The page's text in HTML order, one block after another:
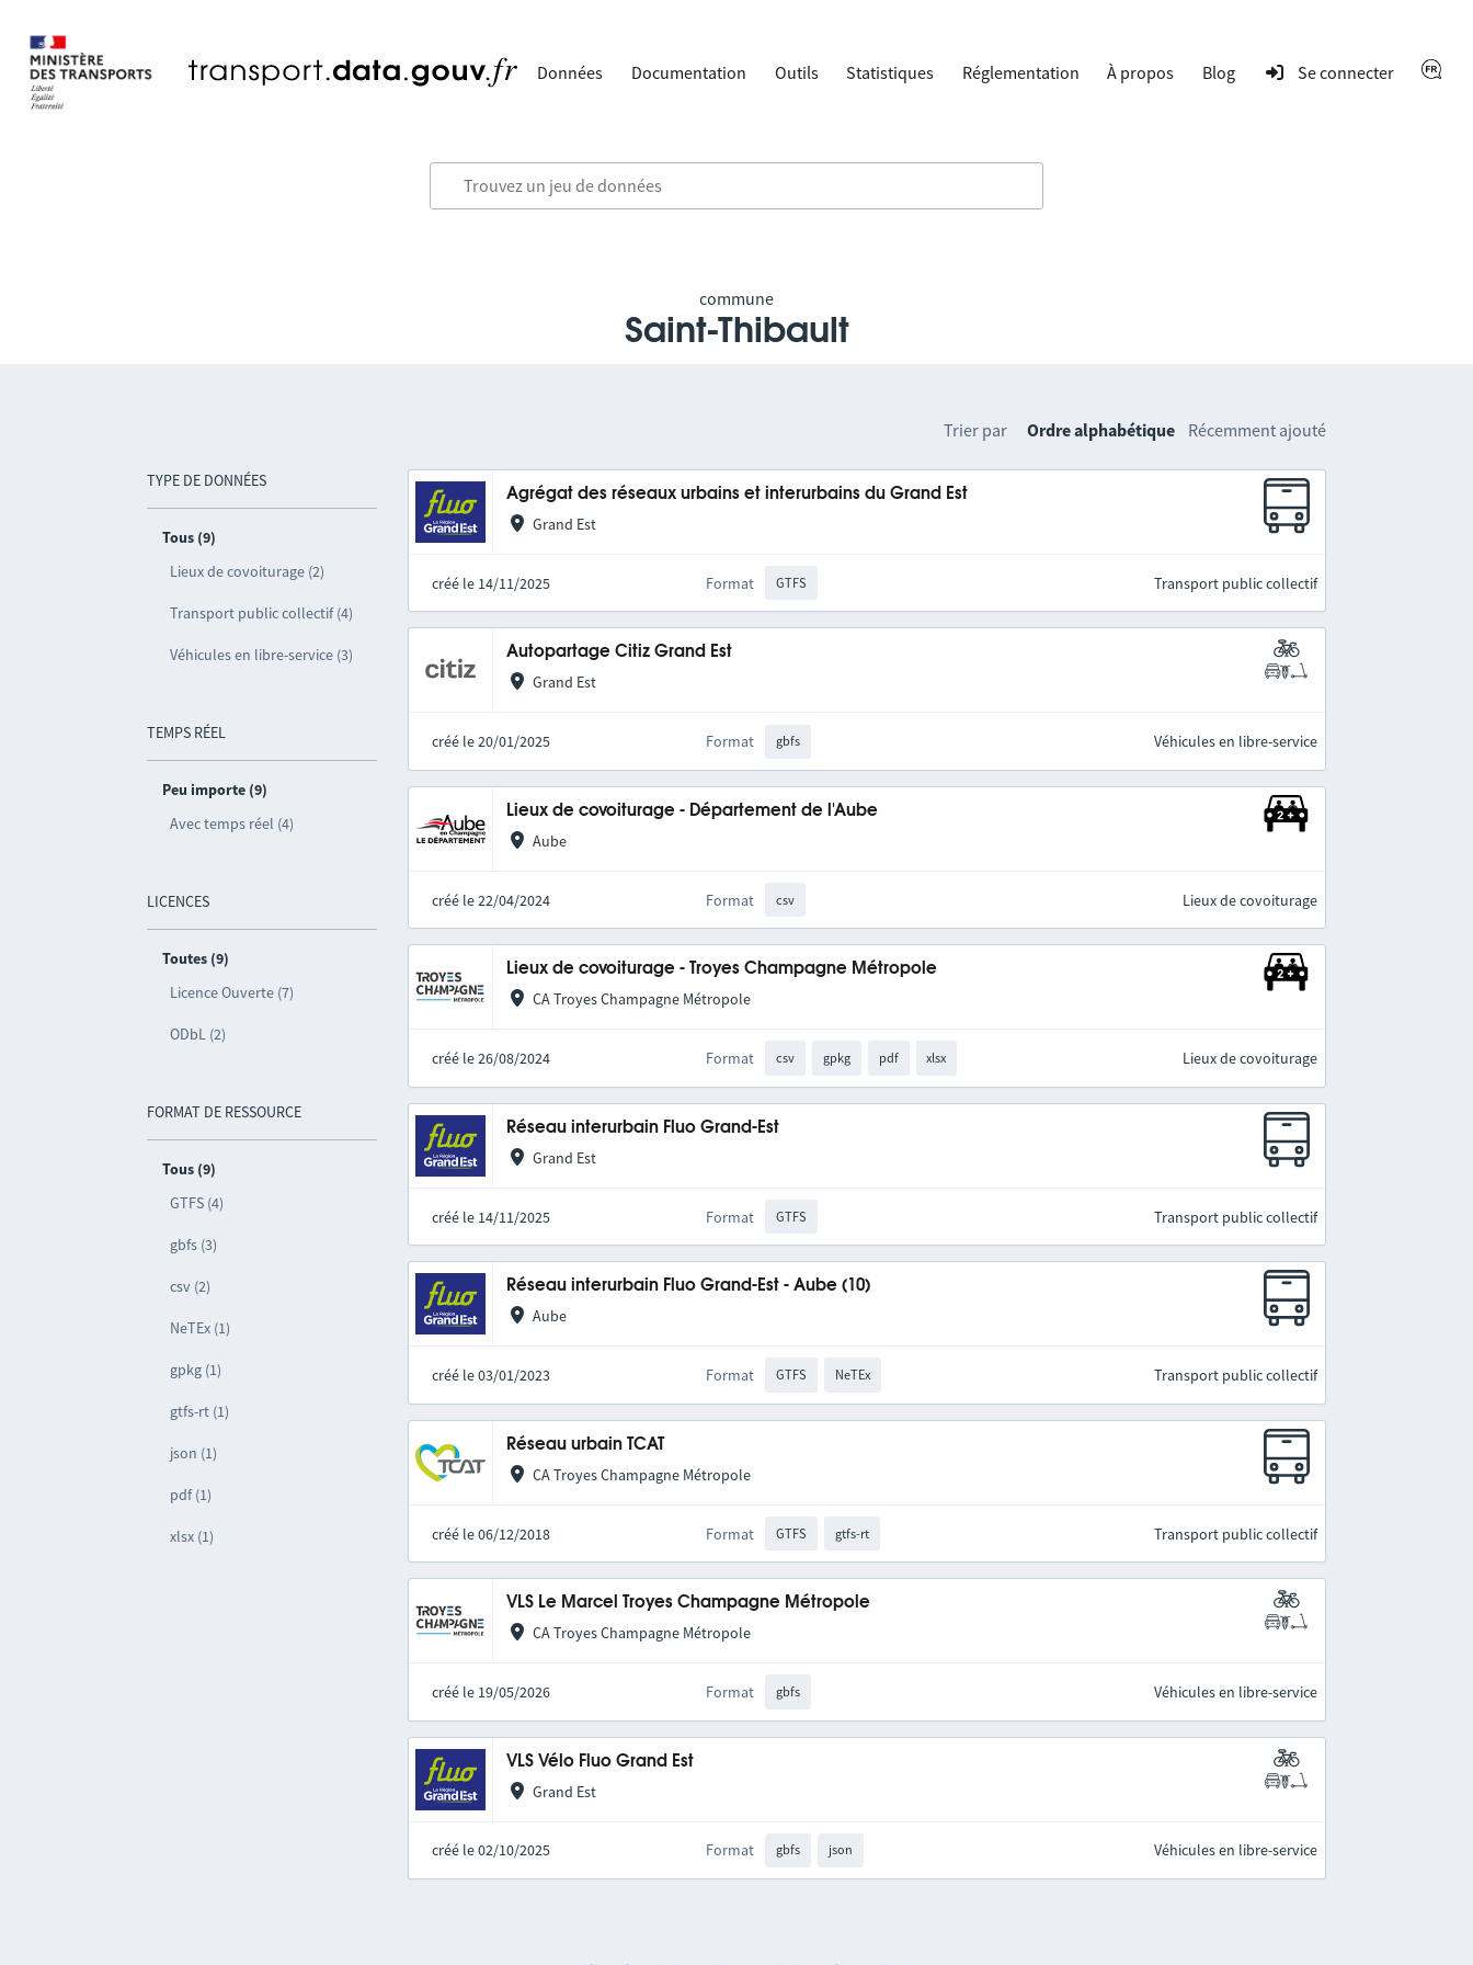
Données Documentation Outils Statistiques Réglementation À propos Blog Se connecter
commune
Saint-Thibault
TYPE DE DONNÉES
Tous (9)
Lieux de covoiturage (2)
Transport public collectif (4)
Véhicules en libre-service (3)
TEMPS RÉEL
Peu importe (9)
Avec temps réel (4)
LICENCES
Toutes (9)
Licence Ouverte (7)
ODbL (2)
FORMAT DE RESSOURCE
Tous (9)
GTFS (4)
gbfs (3)
csv (2)
NeTEx (1)
gpkg (1)
gtfs-rt (1)
json (1)
pdf (1)
xlsx (1)
Trier par Ordre alphabétique Récemment ajouté
Agrégat des réseaux urbains et interurbains du Grand Est
Grand Est
créé le 14/11/2025 Format GTFS Transport public collectif
Autopartage Citiz Grand Est
Grand Est
créé le 20/01/2025 Format gbfs Véhicules en libre-service
Lieux de covoiturage - Département de l'Aube
Aube
créé le 22/04/2024 Format csv Lieux de covoiturage
Lieux de covoiturage - Troyes Champagne Métropole
CA Troyes Champagne Métropole
créé le 26/08/2024 Format csv gpkg pdf xlsx Lieux de covoiturage
Réseau interurbain Fluo Grand-Est
Grand Est
créé le 14/11/2025 Format GTFS Transport public collectif
Réseau interurbain Fluo Grand-Est - Aube (10)
Aube
créé le 03/01/2023 Format GTFS NeTEx Transport public collectif
Réseau urbain TCAT
CA Troyes Champagne Métropole
créé le 06/12/2018 Format GTFS gtfs-rt Transport public collectif
VLS Le Marcel Troyes Champagne Métropole
CA Troyes Champagne Métropole
créé le 19/05/2026 Format gbfs Véhicules en libre-service
VLS Vélo Fluo Grand Est
Grand Est
créé le 02/10/2025 Format gbfs json Véhicules en libre-service